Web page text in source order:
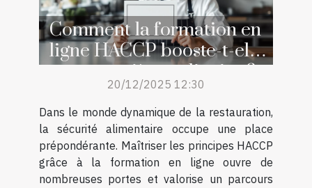
Comment la formation en
ligne HACCP booste-t-elle
votre carrière culinaire ?
20/12/2025 12:30
Dans le monde dynamique de la restauration,
la sécurité alimentaire occupe une place
prépondérante. Maîtriser les principes HACCP
grâce à la formation en ligne ouvre de
nombreuses portes et valorise un parcours